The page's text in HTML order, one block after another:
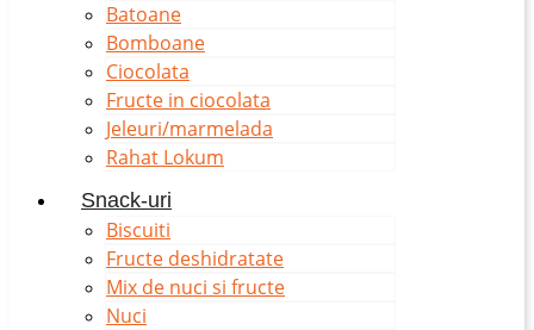
Batoane
Bomboane
Ciocolata
Fructe in ciocolata
Jeleuri/marmelada
Rahat Lokum
Snack-uri
Biscuiti
Fructe deshidratate
Mix de nuci si fructe
Nuci